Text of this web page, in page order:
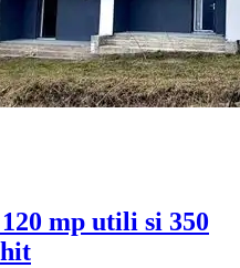
mp utili si 350